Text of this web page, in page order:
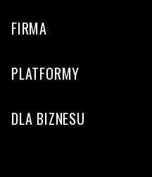
FIRMA
PLATFORMY
DLA BIZNESU